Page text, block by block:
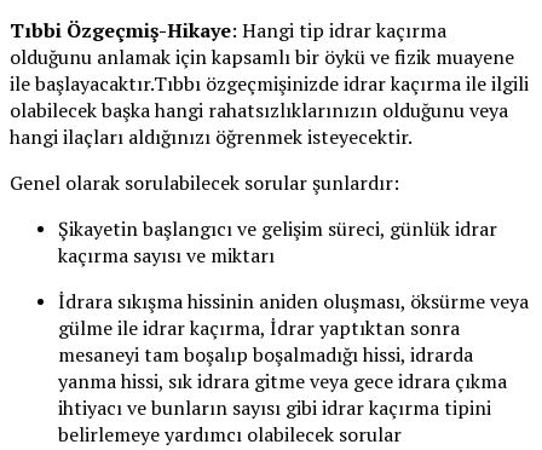
Tıbbi Özgeçmiş-Hikaye: Hangi tip idrar kaçırma
olduğunu anlamak için kapsamlı bir öykü ve fizik muayene
ile başlayacaktır.Tıbbı özgeçmişinizde idrar kaçırma ile ilgili
olabilecek başka hangi rahatsızlıklarınızın olduğunu veya
hangi ilaçları aldığınızı öğrenmek isteyecektir.
Genel olarak sorulabilecek sorular şunlardır:
Şikayetin başlangıcı ve gelişim süreci, günlük idrar
kaçırma sayısı ve miktarı
İdrara sıkışma hissinin aniden oluşması, öksürme veya
gülme ile idrar kaçırma, İdrar yaptıktan sonra
mesaneyi tam boşalıp boşalmadığı hissi, idrarda
yanma hissi, sık idrara gitme veya gece idrara çıkma
ihtiyacı ve bunların sayısı gibi idrar kaçırma tipini
belirlemeye yardımcı olabilecek sorular